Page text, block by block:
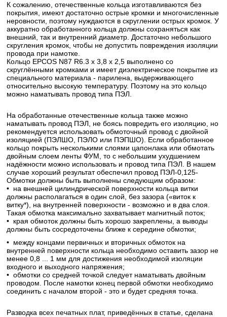
К сожалению, отечественные кольца изготавливаются без
покрытия, имеют достаточно острые кромки и многочисленные
неровности, поэтому нуждаются в скруглении острых кромок. У
аккуратно обработанного кольца должны сохраняться как
внешний, так и внутренний диаметр. Достаточно небольшого
скругления кромок, чтобы не допустить повреждения изоляции
провода при намотке.
Кольцо EPCOS N87 R6.3 х 3,8 х 2,5 выполнено со
скруглёнными кромками и имеет диэлектрическое покрытие из
специального материала - парилена, выдерживающего
относительно высокую температуру. Поэтому на это кольцо
можно наматывать провод типа ПЭЛ.
На обработанные отечественные кольца также можно
наматывать провод ПЭЛ, не боясь повредить его изоляцию, но
рекомендуется использовать обмоточный провод с двойной
изоляцией (ПЭЛШО, ПЭЛО или ПЭПШО). Если обработанное
кольцо покрыть несколькими слоями цапонлака или обмотать
двойным слоем ленты ФУМ, то с небольшим ухудшением
надёжности можно использовать и провод типа ПЭЛ. В нашем
случае хороший результат обеспечил провод ПЭЛ-0,125-
Обмотки должны быть выполнены следующим образом:
• на внешней цилиндрической поверхности кольца витки
должны располагаться в один слой, без зазора («виток к
витку*), на внутренней поверхности - возможно и в два слоя.
Такая обмотка максимально захватывает магнитный поток;
• края обмоток должны быть хорошо закреплены, а выводы
должны быть сосредоточены ближе к середине обмотки;
• между концами первичных и вторичных обмоток на
внутренней поверхности кольца необходимо оставить зазор не
менее 0,8 ... 1 мм для достижения необходимой изоляции
входного и выходного напряжения;
• обмотки со средней точкой следует наматывать двойным
проводом. После намотки конец первой обмотки необходимо
соединить с началом второй - это и будет средняя точка.
Разводка всех печатных плат, приведённых в статье, сделана